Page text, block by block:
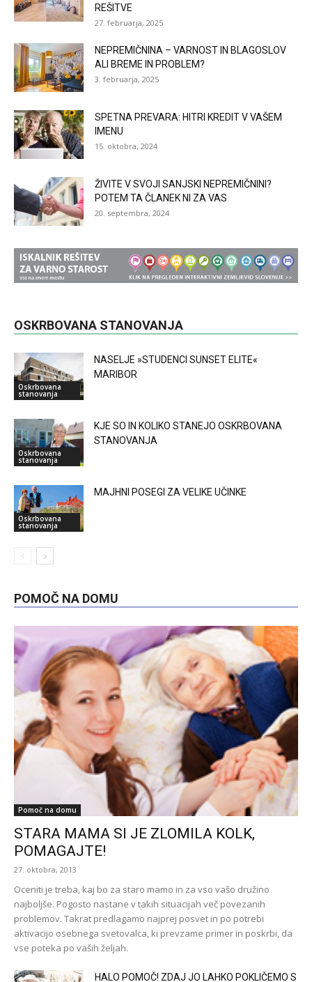
REŠITVE
27. februarja, 2025
NEPREMIČNINA – VARNOST IN BLAGOSLOV
ALI BREME IN PROBLEM?
3. februarja, 2025
SPETNA PREVARA: HITRI KREDIT V VAŠEM
IMENU
15. oktobra, 2024
ŽIVITE V SVOJI SANJSKI NEPREMIČNINI?
POTEM TA ČLANEK NI ZA VAS
20. septembra, 2024
OSKRBOVANA STANOVANJA
Oskrbovana
stanovanja
NASELJE »STUDENCI SUNSET ELITE«
MARIBOR
Oskrbovana
stanovanja
KJE SO IN KOLIKO STANEJO OSKRBOVANA
STANOVANJA
Oskrbovana
stanovanja
MAJHNI POSEGI ZA VELIKE UČINKE
POMOČ NA DOMU
Pomoč na domu
STARA MAMA SI JE ZLOMILA KOLK,
POMAGAJTE!
27. oktobra, 2013
Oceniti je treba, kaj bo za staro mamo in za vso vašo družino
najboljše. Pogosto nastane v takih situacijah več povezanih
problemov. Takrat predlagamo najprej posvet in po potrebi
aktivacijo osebnega svetovalca, ki prevzame primer in poskrbi, da
vse poteka po vaših željah.
HALO POMOČ! ZDAJ JO LAHKO POKLIČEMO S